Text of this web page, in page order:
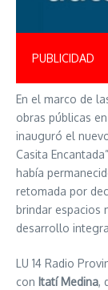
PUBLICIDAD
En el marco de
obras públicas
inauguró el
Casita
había
retomada por
brindar espacios
desarrollo
LU 14 Radio
con Itatí Medina,